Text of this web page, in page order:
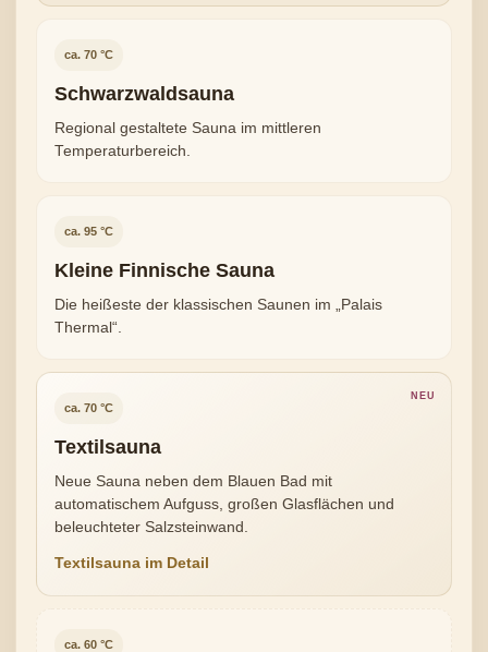
ca. 70 °C
Schwarzwaldsauna
Regional gestaltete Sauna im mittleren
Temperaturbereich.
ca. 95 °C
Kleine Finnische Sauna
Die heißeste der klassischen Saunen im „Palais
Thermal“.
NEU
ca. 70 °C
Textilsauna
Neue Sauna neben dem Blauen Bad mit
automatischem Aufguss, großen Glasflächen und
beleuchteter Salzsteinwand.
Textilsauna im Detail
ca. 60 °C